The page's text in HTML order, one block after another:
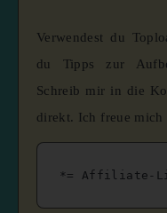
Verwendest du
du Tipps zur
Schreib mir in die
direkt. Ich freue mich
*= Affiliate-